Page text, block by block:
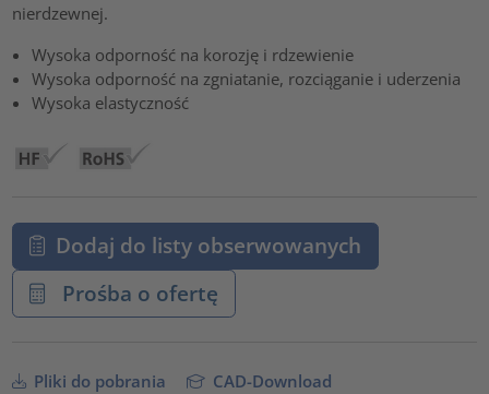
nierdzewnej.
Wysoka odporność na korozję i rdzewienie
Wysoka odporność na zgniatanie, rozciąganie i uderzenia
Wysoka elastyczność
Dodaj do listy obserwowanych
Prośba o ofertę
Pliki do pobrania CAD-Download